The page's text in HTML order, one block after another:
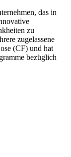
das in
zu
zugelassene
(CF) und hat
bezüglich